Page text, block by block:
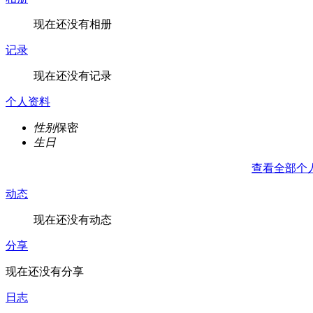
现在还没有相册
记录
现在还没有记录
个人资料
性别保密
生日
查看全部个
动态
现在还没有动态
分享
现在还没有分享
日志